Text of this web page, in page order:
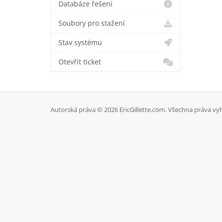
Databáze řešení
Soubory pro stažení
Stav systému
Otevřít ticket
Autorská práva © 2026 EricGillette.com. Všechna práva